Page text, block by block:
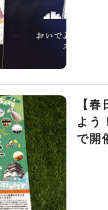
【
よう
で開